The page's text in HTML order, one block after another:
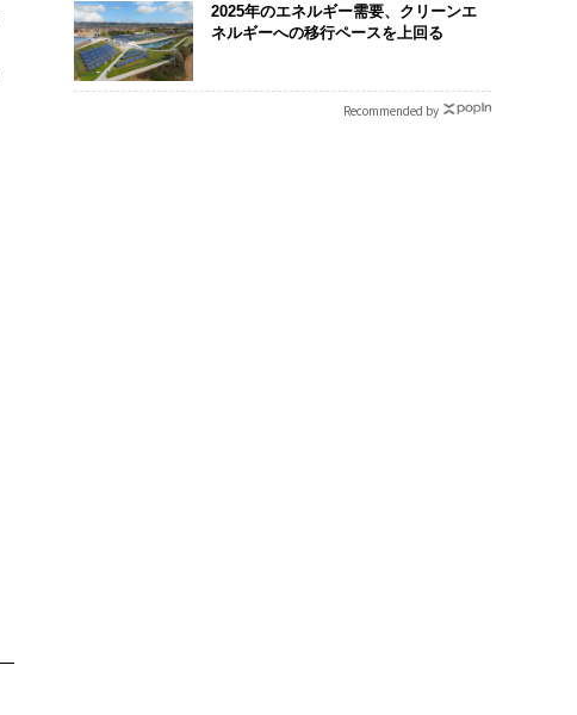
2025年のエネルギー需要、クリーンエ
ネルギーへの移行ペースを上回る
Recommended by